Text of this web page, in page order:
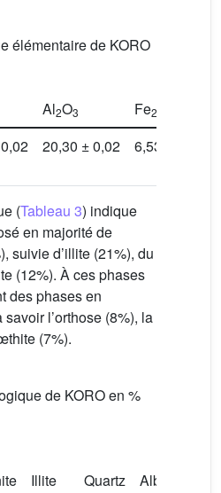
élémentaire de KORO
Al2O3 Fe2
20,30 ± 0,02 6,53 ± 0,02
(Tableau 3) indique
en majorité de
suivie d’illite (21%), du
(12%). À ces phases
des phases en
l’orthose (8%), la
(7%).
de KORO en %
Illite Quartz Albite